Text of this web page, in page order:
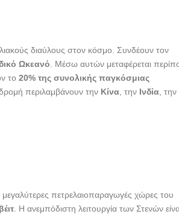
διαύλους στον κόσμο. Συνδέουν τον
Ωκεανό . Μέσω αυτών μεταφέρεται
το20% της συνολικής παγκόσμιας
περιλαμβάνουν την Κίνα , την Ινδία , την
μεγαλύτερες πετρελαιοπαραγωγές χώρες του
. Η ανεμπόδιστη λειτουργία των Στενών